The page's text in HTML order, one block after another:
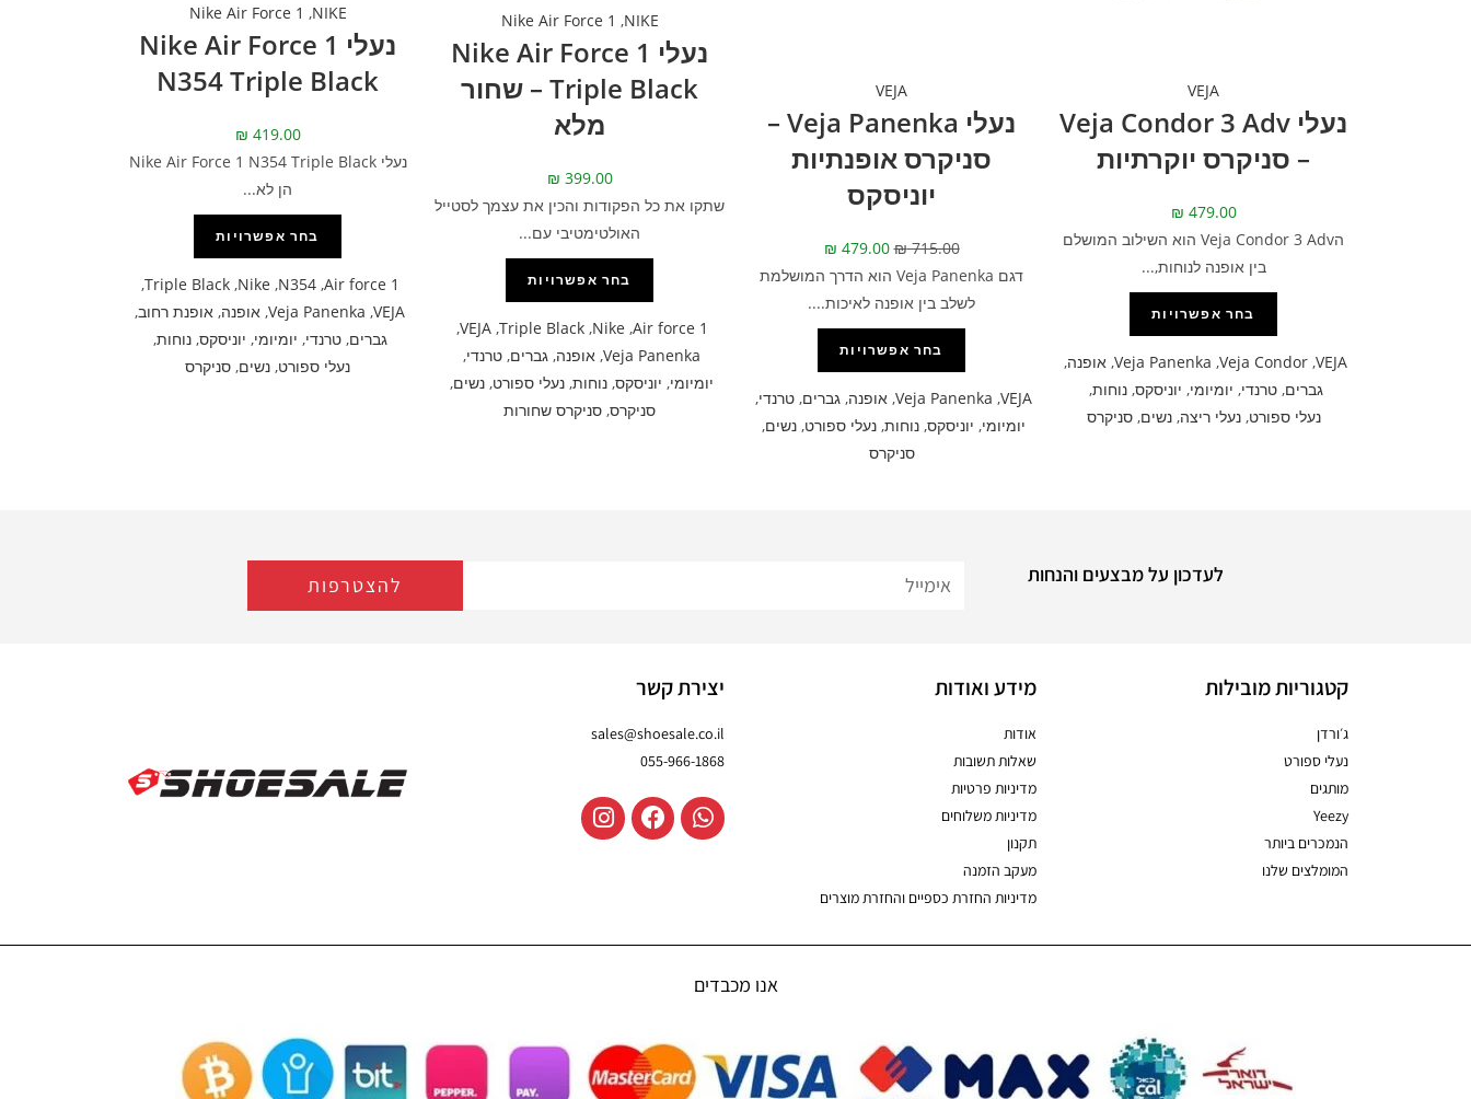
VEJA
נעלי Veja Condor 3 Adv
– סניקרס יוקרתיות
₪ 479.00
הVeja Condor 3 Adv הוא השילוב המושלם
בין אופנה לנוחות,...
בחר אפשרויות
VEJA
,
Veja Condor
,
Veja Panenka
, אופנה,
גברים,טרנדי, יומיומי, יוניסקס,נוחות,
נעלי ספורט,נעלי ריצה,נשים,סניקרס
VEJA
נעלי Veja Panenka –
סניקרס אופנתיות
יוניסקס
₪715.00
₪ 479.00
דגם Veja Panenka הוא הדרך המושלמת
לשלב בין אופנה לאיכות....
בחר אפשרויות
VEJA
,
Veja Panenka
, אופנה, גברים, טרנדי,
יומיומי, יוניסקס, נוחות, נעלי ספורט, נשים,
סניקרס
NIKE
,
Nike Air Force 1
נעלי Nike Air Force 1
Triple Black – שחור
מלא
₪ 399.00
שתקו את כל הפקודות והכין את עצמך לסטייל
האולטימטיבי עם...
בחר אפשרויות
Air force 1
,
Nike
,
Triple Black
,
VEJA
,
Veja Panenka
, אופנה, גברים, טרנדי,
יומיומי, יוניסקס, נוחות, נעלי ספורט, נשים,
סניקרס, סניקרס שחורות
NIKE
,
Nike Air Force 1
נעלי Nike Air Force 1
N354 Triple Black
₪ 419.00
נעלי Nike Air Force 1 N354 Triple Black
הן לא...
בחר אפשרויות
Air force 1
,
N354
,
Nike
,
Triple Black
,
VEJA
,
Veja Panenka
, אופנה, אופנת רחוב,
גברים,טרנדי, יומיומי, יוניסקס,נוחות,
נעלי ספורט, נשים, סניקרס
לעדכון על מבצעים והנחות להצטרפות
קטגוריות מובילות
ג׳ורדן
נעלי ספורט
מותגים
Yeezy
הנמכרים ביותר
המומלצים שלנו
מידע ואודות
אודות
שאלות תשובות
מדיניות פרטיות
מדיניות משלוחים
תקנון
מעקב הזמנה
מדיניות החזרת כספיים והחזרת מוצרים
יצירת קשר
sales@shoesale.co.il
055-966-1868
אנו מכבדים